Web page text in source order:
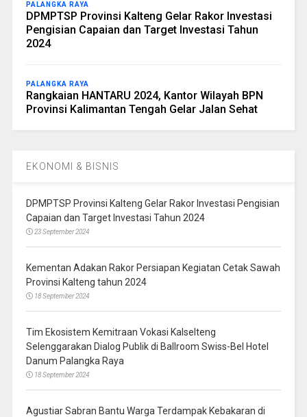
PALANGKA RAYA
DPMPTSP Provinsi Kalteng Gelar Rakor Investasi
Pengisian Capaian dan Target Investasi Tahun
2024
PALANGKA RAYA
Rangkaian HANTARU 2024, Kantor Wilayah BPN
Provinsi Kalimantan Tengah Gelar Jalan Sehat
EKONOMI & BISNIS
DPMPTSP Provinsi Kalteng Gelar Rakor Investasi Pengisian
Capaian dan Target Investasi Tahun 2024
23 September 2024
Kementan Adakan Rakor Persiapan Kegiatan Cetak Sawah
Provinsi Kalteng tahun 2024
18 September 2024
Tim Ekosistem Kemitraan Vokasi Kalselteng
Selenggarakan Dialog Publik di Ballroom Swiss-Bel Hotel
Danum Palangka Raya
18 September 2024
Agustiar Sabran Bantu Warga Terdampak Kebakaran di